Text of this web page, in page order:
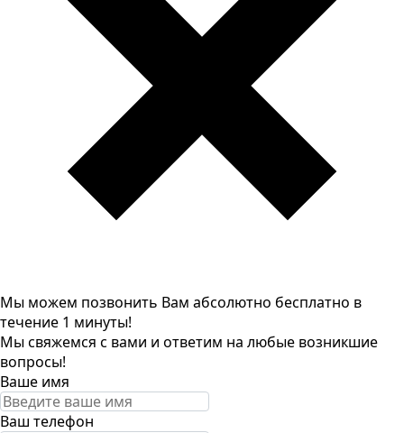
Мы можем позвонить Вам абсолютно бесплатно в
течение 1 минуты!
Мы свяжемся с вами и ответим на любые возникшие
вопросы!
Ваше имя
Ваш телефон